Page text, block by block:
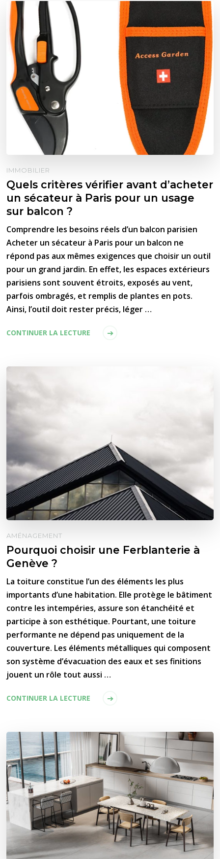
IMMOBILIER
Quels critères vérifier avant d’acheter
un sécateur à Paris pour un usage
sur balcon ?
Comprendre les besoins réels d’un balcon parisien
Acheter un sécateur à Paris pour un balcon ne
répond pas aux mêmes exigences que choisir un outil
pour un grand jardin. En effet, les espaces extérieurs
parisiens sont souvent étroits, exposés au vent,
parfois ombragés, et remplis de plantes en pots.
Ainsi, l’outil doit rester précis, léger …
CONTINUER LA LECTURE
AMÉNAGEMENT
Pourquoi choisir une Ferblanterie à
Genève ?
La toiture constitue l’un des éléments les plus
importants d’une habitation. Elle protège le bâtiment
contre les intempéries, assure son étanchéité et
participe à son esthétique. Pourtant, une toiture
performante ne dépend pas uniquement de la
couverture. Les éléments métalliques qui composent
son système d’évacuation des eaux et ses finitions
jouent un rôle tout aussi …
CONTINUER LA LECTURE